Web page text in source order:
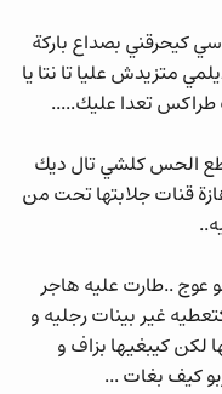
كيحرقني بصداع باركة
متزيدش عليا تا نتا يا
طراكس تعدا عليك.....
الحس كلشي تال ديك
قنات جلابتها تحت من
عوج ..طارت عليه هاجر
غير بينات رجليه و
لكن كيبغيها بزاف و
كيف بغات ...